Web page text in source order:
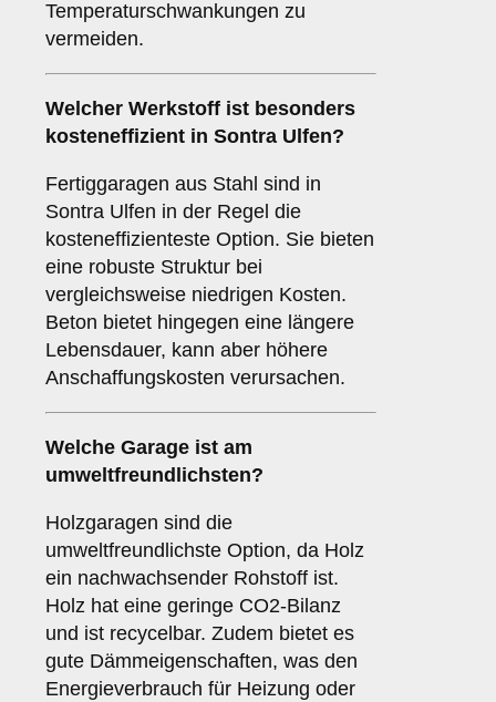
Temperaturschwankungen zu
vermeiden.
Welcher Werkstoff ist besonders
kosteneffizient in Sontra Ulfen?
Fertiggaragen aus Stahl sind in
Sontra Ulfen in der Regel die
kosteneffizienteste Option. Sie bieten
eine robuste Struktur bei
vergleichsweise niedrigen Kosten.
Beton bietet hingegen eine längere
Lebensdauer, kann aber höhere
Anschaffungskosten verursachen.
Welche Garage ist am
umweltfreundlichsten?
Holzgaragen sind die
umweltfreundlichste Option, da Holz
ein nachwachsender Rohstoff ist.
Holz hat eine geringe CO2-Bilanz
und ist recycelbar. Zudem bietet es
gute Dämmeigenschaften, was den
Energieverbrauch für Heizung oder